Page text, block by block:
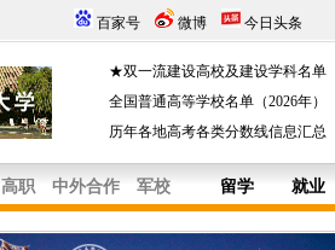
百家号 微博 今日头条
★双一流建设高校及建设学科名单
全国普通高等学校名单（2026年）
历年各地高考各类分数线信息汇总
高职 中外合作 军校 留学 就业